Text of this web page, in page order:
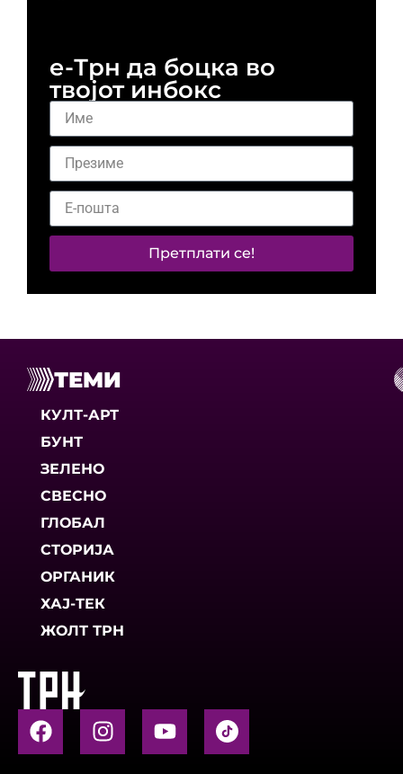
е-Трн да боцка во
твојот инбокс
Претплати се!
ТЕМИ
КУЛТ-АРТ
БУНТ
ЗЕЛЕНО
СВЕСНО
ГЛОБАЛ
СТОРИЈА
ОРГАНИК
ХАЈ-ТЕК
ЖОЛТ ТРН